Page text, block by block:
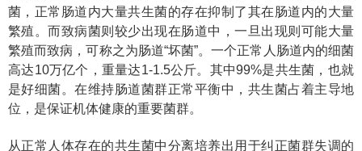
菌，正常肠道内大量共生菌的存在抑制了其在肠道内的大量
繁殖。而致病菌则较少出现在肠道中，一旦出现则可能大量
繁殖而致病，可称之为肠道“坏菌”。一个正常人肠道内的细菌
高达10万亿个，重量达1-1.5公斤。其中99%是共生菌，也就
是好细菌。在维持肠道菌群正常平衡中，共生菌占着主导地
位，是保证机体健康的重要菌群。
从正常人体存在的共生菌中分离培养出用于纠正菌群失调的